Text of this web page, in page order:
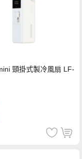
頸掛式製冷風扇 LF-